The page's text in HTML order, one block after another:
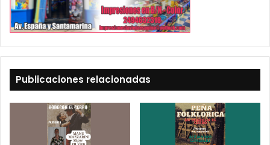
Publicaciones relacionadas